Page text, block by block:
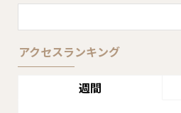
アクセスランキング
週間